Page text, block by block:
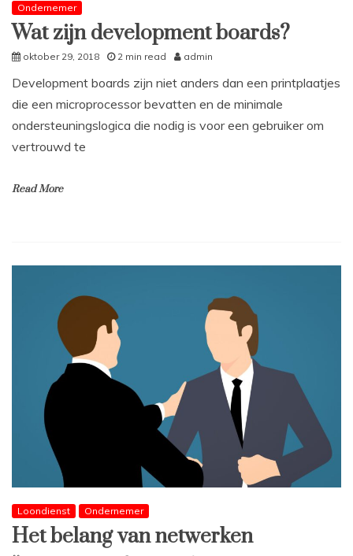
Ondernemer
Wat zijn development boards?
oktober 29, 2018 2 min read admin
Development boards zijn niet anders dan een printplaatjes
die een microprocessor bevatten en de minimale
ondersteuningslogica die nodig is voor een gebruiker om
vertrouwd te
Read More
Loondienst Ondernemer
Het belang van netwerken